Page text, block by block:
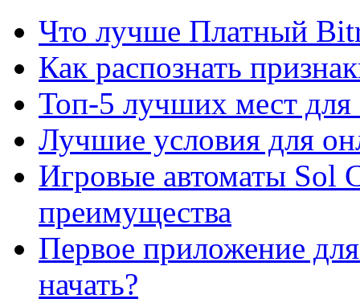
Что лучше Платный
Как распознать
Топ-5 лучших мест для
Лучшие условия для
Игровые автоматы Sol
преимущества
Первое приложение
начать?